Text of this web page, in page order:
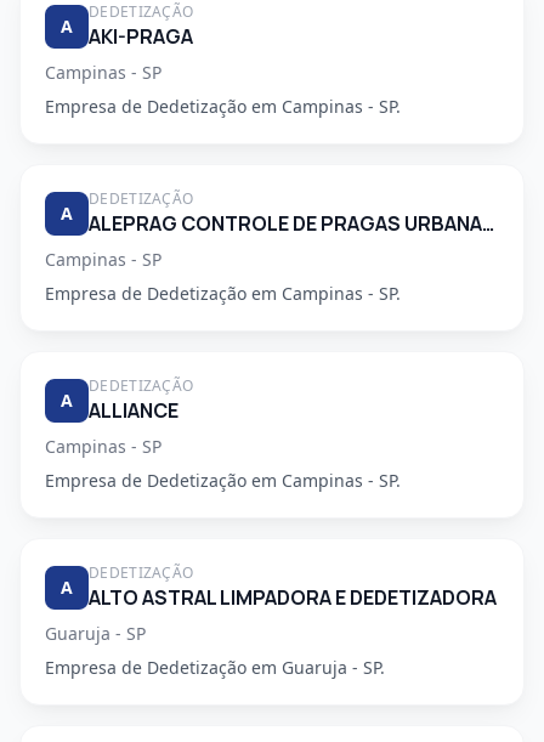
A
DEDETIZAÇÃO
AKI-PRAGA
Campinas - SP
Empresa de Dedetização em Campinas - SP.
A
DEDETIZAÇÃO
ALEPRAG CONTROLE DE PRAGAS URBANAS LTDA
Campinas - SP
Empresa de Dedetização em Campinas - SP.
A
DEDETIZAÇÃO
ALLIANCE
Campinas - SP
Empresa de Dedetização em Campinas - SP.
A
DEDETIZAÇÃO
ALTO ASTRAL LIMPADORA E DEDETIZADORA
Guaruja - SP
Empresa de Dedetização em Guaruja - SP.